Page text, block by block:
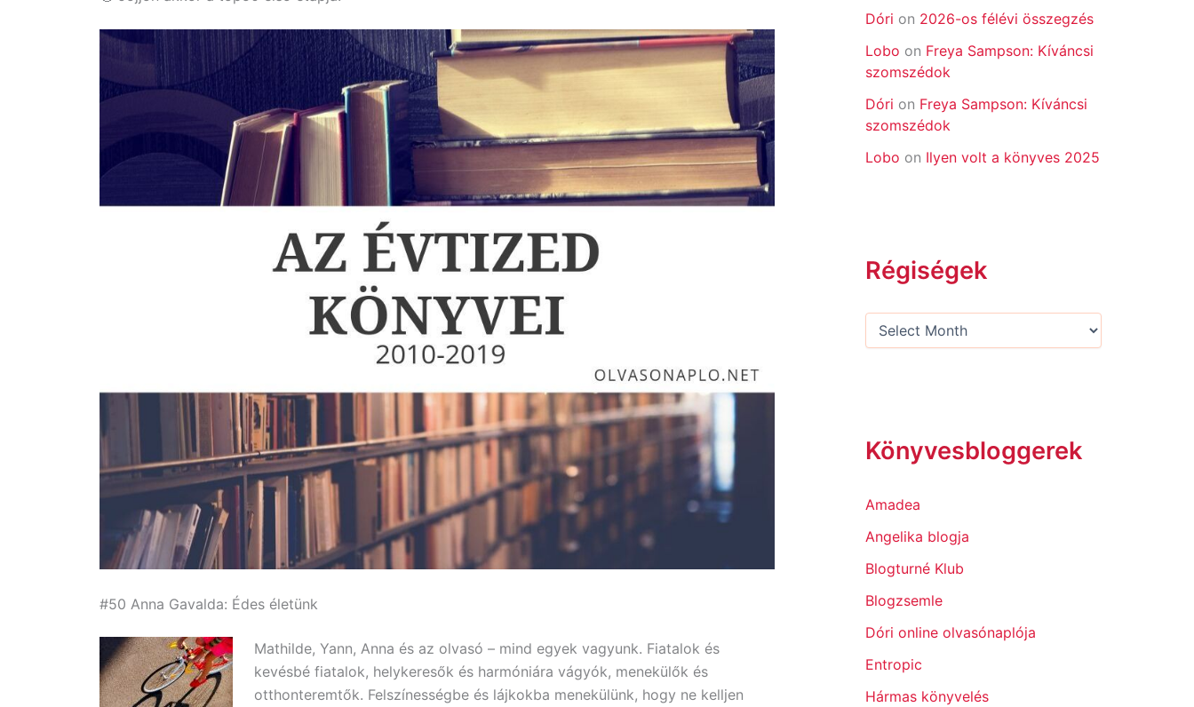
#50 Anna Gavalda: Édes életünk
Mathilde, Yann, Anna és az olvasó – mind egyek vagyunk. Fiatalok és
kevésbé fiatalok, helykeresők és harmóniára vágyók, menekülők és
otthonteremtők. Felszínességbe és lájkokba menekülünk, hogy ne kelljen
Dóri on 2026-os félévi összegzés
Lobo on Freya Sampson: Kíváncsi
szomszédok
Dóri on Freya Sampson: Kíváncsi
szomszédok
Lobo on Ilyen volt a könyves 2025
Régiségek
Könyvesbloggerek
Amadea
Angelika blogja
Blogturné Klub
Blogzsemle
Dóri online olvasónaplója
Entropic
Hármas könyvelés